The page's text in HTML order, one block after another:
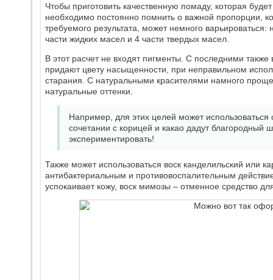
Чтобы приготовить качественную помаду, которая
необходимо постоянно помнить о важной пропорции,
требуемого результата, может немного
части жидких масел и 4 части твердых масел.
В этот расчет не входят пигменты. С последними
придают цвету насыщенности, при неправильном
старания. С натуральными красителями намного
натуральные оттенки.
Например, для этих целей может использоваться
сочетании с корицей и какао дадут благородный
экспериментировать!
Также может использоваться воск канделильский или
антибактериальным и противовоспалительным
успокаивает кожу, воск мимозы – отменное средство